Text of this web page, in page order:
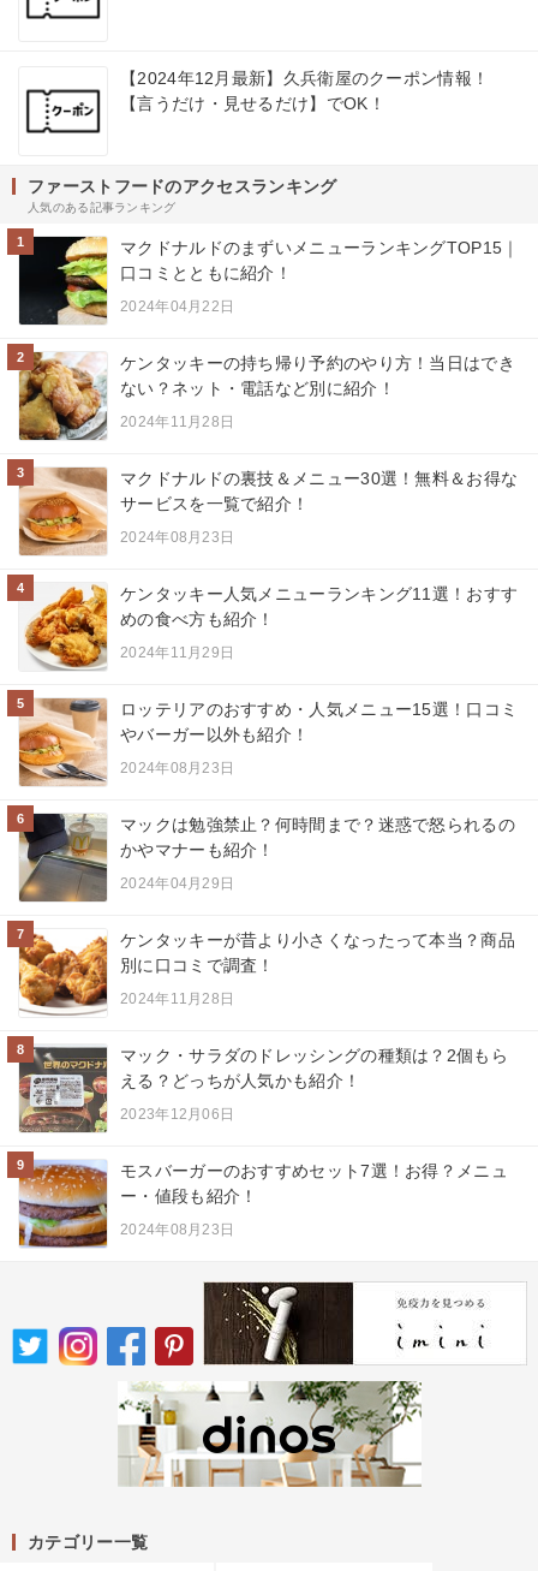
【2024年12月最新】久兵衛屋のクーポン情報！
【言うだけ・見せるだけ】でOK！
ファーストフードのアクセスランキング
人気のある記事ランキング
1
マクドナルドのまずいメニューランキングTOP15｜
口コミとともに紹介！
2024年04月22日
2
ケンタッキーの持ち帰り予約のやり方！当日はでき
ない？ネット・電話など別に紹介！
2024年11月28日
3
マクドナルドの裏技＆メニュー30選！無料＆お得な
サービスを一覧で紹介！
2024年08月23日
4
ケンタッキー人気メニューランキング11選！おすす
めの食べ方も紹介！
2024年11月29日
5
ロッテリアのおすすめ・人気メニュー15選！口コミ
やバーガー以外も紹介！
2024年08月23日
6
マックは勉強禁止？何時間まで？迷惑で怒られるの
かやマナーも紹介！
2024年04月29日
7
ケンタッキーが昔より小さくなったって本当？商品
別に口コミで調査！
2024年11月28日
8
マック・サラダのドレッシングの種類は？2個もら
える？どっちが人気かも紹介！
2023年12月06日
9
モスバーガーのおすすめセット7選！お得？メニュ
ー・値段も紹介！
2024年08月23日
カテゴリー一覧